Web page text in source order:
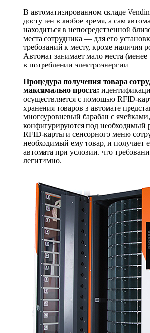
В автоматизированном складе
доступен в любое время, а сам
находиться в непосредственной
места сотрудника — для его
требований к месту, кроме наличия
Автомат занимает мало места
в потреблении электроэнергии.
Процедура получения товара
максимально проста:
осуществляется с помощью RFID-
хранения товаров в автомате
многоуровневый барабан с
конфигурируются под
RFID-карты и сенсорного меню
необходимый ему товар, и получает
автомата при условии, что
легитимно.